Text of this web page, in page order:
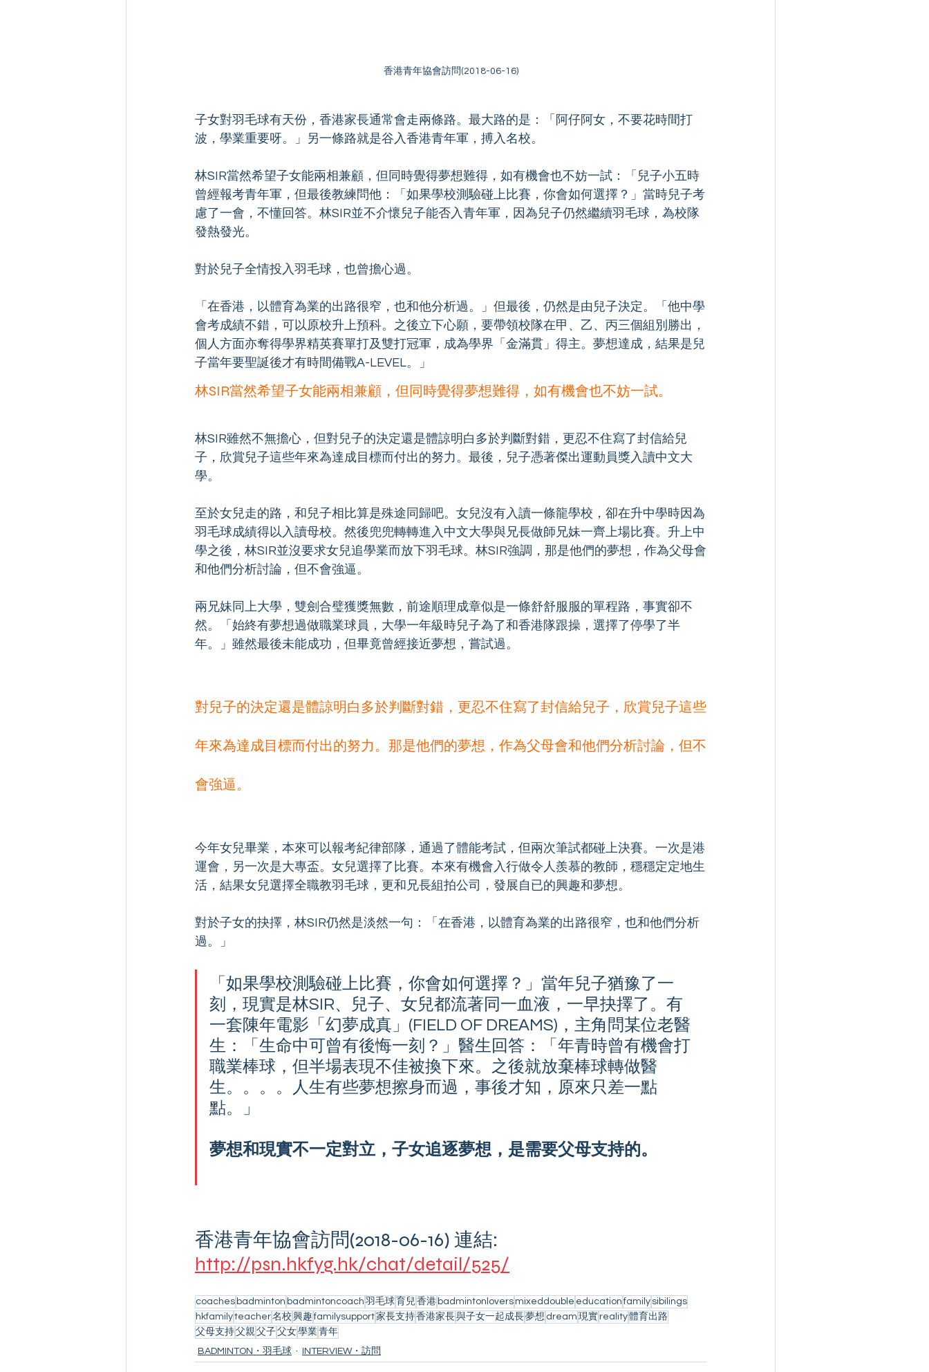
香港青年協會訪問(2018-06-16)
子女對羽毛球有天份，香港家長通常會走兩條路。最大路的是：「阿仔阿女，不要花時間打
波，學業重要呀。」另一條路就是谷入香港青年軍，搏入名校。
林SIR當然希望子女能兩相兼顧，但同時覺得夢想難得，如有機會也不妨一試：「兒子小五時
曾經報考青年軍，但最後教練問他：「如果學校測驗碰上比賽，你會如何選擇？」當時兒子考
慮了一會，不懂回答。林SIR並不介懷兒子能否入青年軍，因為兒子仍然繼續羽毛球，為校隊
發熱發光。
對於兒子全情投入羽毛球，也曾擔心過。
「在香港，以體育為業的出路很窄，也和他分析過。」但最後，仍然是由兒子決定。「他中學
會考成績不錯，可以原校升上預科。之後立下心願，要帶領校隊在甲、乙、丙三個組別勝出，
個人方面亦奪得學界精英賽單打及雙打冠軍，成為學界「金滿貫」得主。夢想達成，結果是兒
子當年要聖誕後才有時間備戰A-LEVEL。」
林SIR當然希望子女能兩相兼顧，但同時覺得夢想難得，如有機會也不妨一試。
林SIR雖然不無擔心，但對兒子的決定還是體諒明白多於判斷對錯，更忍不住寫了封信給兒
子，欣賞兒子這些年來為達成目標而付出的努力。最後，兒子憑著傑出運動員獎入讀中文大
學。
至於女兒走的路，和兒子相比算是殊途同歸吧。女兒沒有入讀一條龍學校，卻在升中學時因為
羽毛球成績得以入讀母校。然後兜兜轉轉進入中文大學與兄長做師兄妹一齊上場比賽。升上中
學之後，林SIR並沒要求女兒追學業而放下羽毛球。林SIR強調，那是他們的夢想，作為父母會
和他們分析討論，但不會強逼。
兩兄妹同上大學，雙劍合璧獲獎無數，前途順理成章似是一條舒舒服服的單程路，事實卻不
然。「始終有夢想過做職業球員，大學一年級時兒子為了和香港隊跟操，選擇了停學了半
年。」雖然最後未能成功，但畢竟曾經接近夢想，嘗試過。
對兒子的決定還是體諒明白多於判斷對錯，更忍不住寫了封信給兒子，欣賞兒子這些
年來為達成目標而付出的努力。那是他們的夢想，作為父母會和他們分析討論，但不
會強逼。
今年女兒畢業，本來可以報考紀律部隊，通過了體能考試，但兩次筆試都碰上決賽。一次是港
運會，另一次是大專盃。女兒選擇了比賽。本來有機會入行做令人羨慕的教師，穩穩定定地生
活，結果女兒選擇全職教羽毛球，更和兄長組拍公司，發展自已的興趣和夢想。
對於子女的抉擇，林SIR仍然是淡然一句：「在香港，以體育為業的出路很窄，也和他們分析
過。」
「如果學校測驗碰上比賽，你會如何選擇？」當年兒子猶豫了一
刻，現實是林SIR、兒子、女兒都流著同一血液，一早抉擇了。有
一套陳年電影「幻夢成真」(FIELD OF DREAMS)，主角問某位老醫
生：「生命中可曾有後悔一刻？」醫生回答：「年青時曾有機會打
職業棒球，但半場表現不佳被換下來。之後就放棄棒球轉做醫
生。。。。人生有些夢想擦身而過，事後才知，原來只差一點
點。」
夢想和現實不一定對立，子女追逐夢想，是需要父母支持的。
香港青年協會訪問(2018-06-16) 連結:
http://psn.hkfyg.hk/chat/detail/525/
coaches badminton badmintoncoach 羽毛球 育兒香港 badmintonloversmixeddouble education family sibilings
hkfamilyteacher名校 興趣 familysupport家長支持香港家長與子女一起成長夢想 dream 現實reality體育出路
父母支持父親 父子父女學業青年
BADMINTON・羽毛球
INTERVIEW・訪問